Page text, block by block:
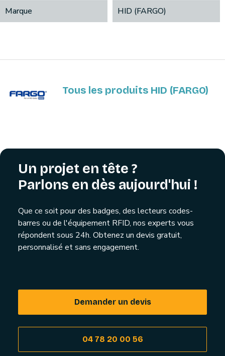
Marque HID (FARGO)
Tous les produits HID (FARGO)
Un projet en tête ?
Parlons en dès aujourd'hui !
Que ce soit pour des badges, des lecteurs codes-
barres ou de l'équipement RFID, nos experts vous
répondent sous 24h. Obtenez un devis gratuit,
personnalisé et sans engagement.
Demander un devis
04 78 20 00 56